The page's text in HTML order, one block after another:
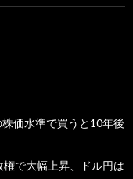
価水準で買うと10年後
で大幅上昇、ドル円は